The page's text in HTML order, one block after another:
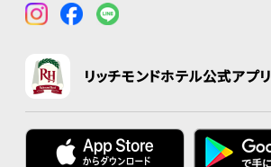
リッチモンドホテル公式アプリ